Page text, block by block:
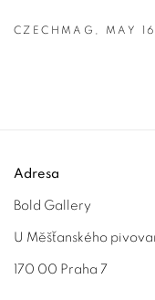
CZECHMAG, MAY
Adresa
Bold Gallery
U Měšťanského
170 00 Praha 7